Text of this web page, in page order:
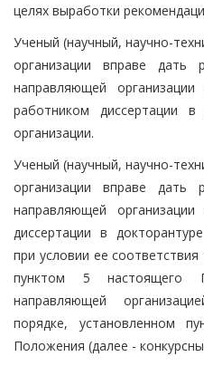
целях выработки
Ученый (научный, научно-
организации вправе дать
направляющей
работником диссертации
организации.
Ученый (научный, научно-
организации вправе дать
направляющей
диссертации в
при условии ее
пунктом 5 настоящего
направляющей
порядке, установленном
Положения (далее -